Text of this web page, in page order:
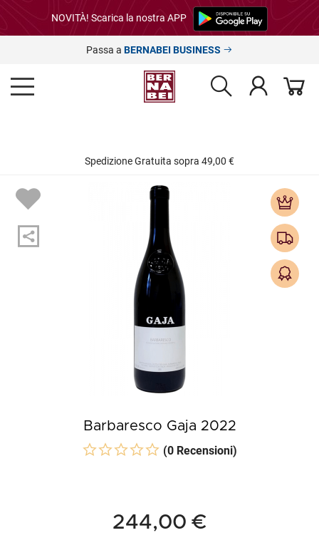
NOVITÀ! Scarica la nostra APP
Passa a BERNABEI BUSINESS
Spedizione Gratuita sopra 49,00 €
Barbaresco Gaja 2022
(0 Recensioni)
244,00 €